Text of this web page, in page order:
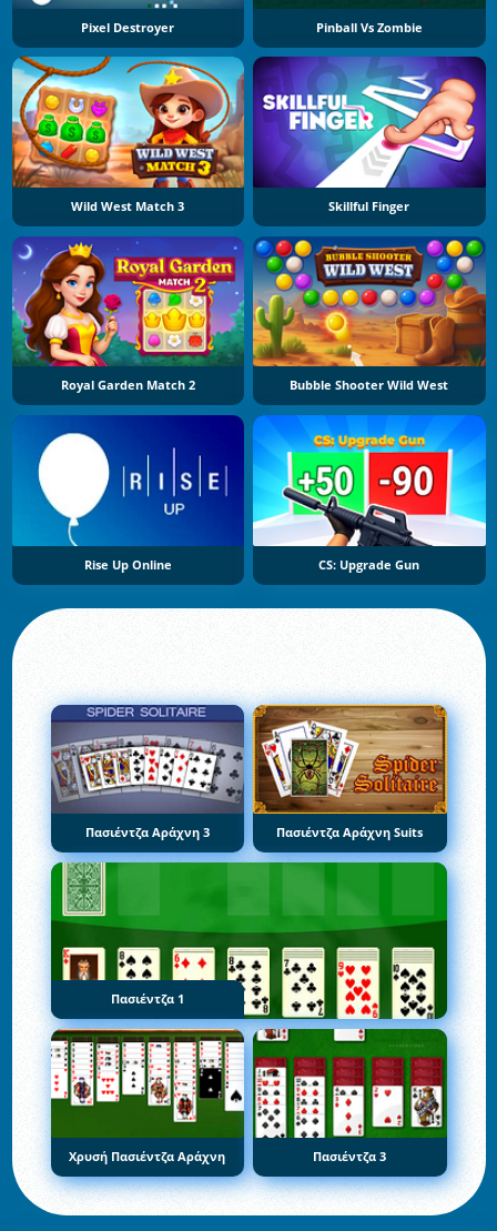
Pixel Destroyer Pinball Vs Zombie
Wild West Match 3 Skillful Finger
Royal Garden Match 2 Bubble Shooter Wild West
Rise Up Online CS: Upgrade Gun
Πασιέντζα Αράχνη 3 Πασιέντζα Αράχνη Suits
Πασιέντζα 1
Χρυσή Πασιέντζα Αράχνη Πασιέντζα 3